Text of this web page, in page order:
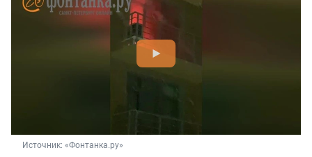
Источник: «Фонтанка.ру»